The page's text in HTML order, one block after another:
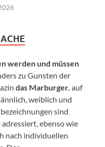
werden und müssen
zu Gunsten der
das Marburger. auf
weiblich und
sind
ebenso wie
nach individuellen